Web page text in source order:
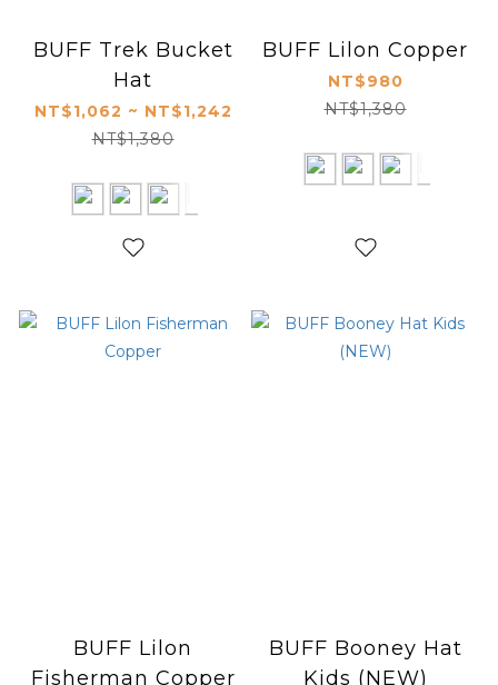
BUFF Trek Bucket
Hat
NT$1,062 ~ NT$1,242
NT$1,380
BUFF Lilon Copper
NT$980
NT$1,380
BUFF Lilon
Fisherman Copper
BUFF Booney Hat
Kids (NEW)